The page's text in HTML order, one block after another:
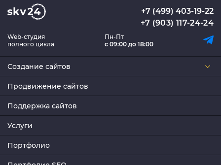
+7 (499) 403-19-22
+7 (903) 117-24-24
Web-студия
полного цикла
Пн-Пт
с 09:00 до 18:00
Создание сайтов
Продвижение сайтов
Поддержка сайтов
Услуги
Портфолио